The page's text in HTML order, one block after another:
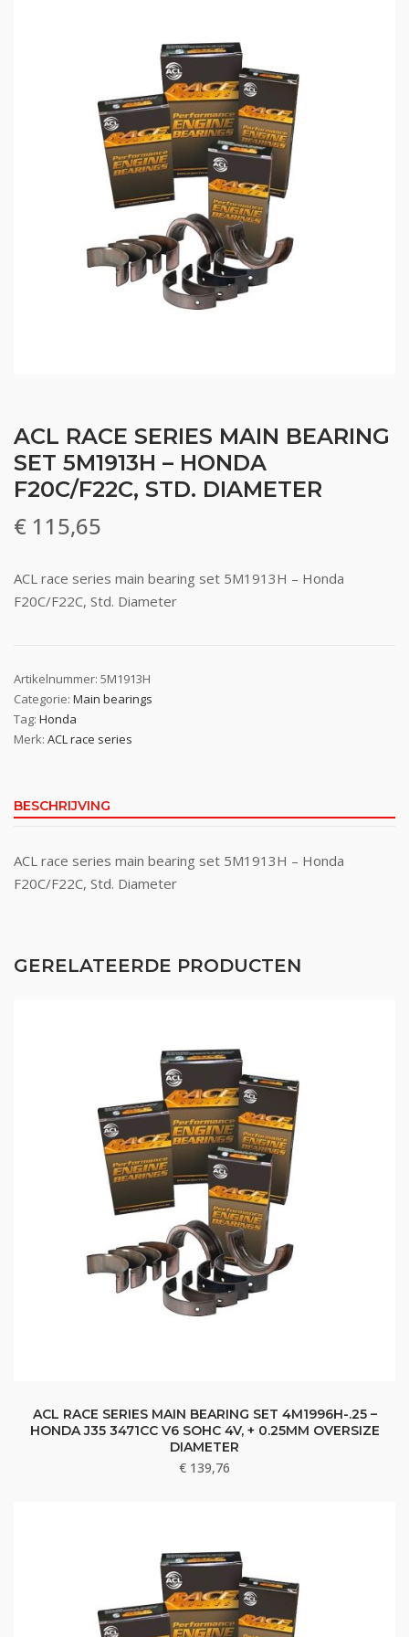
ACL RACE SERIES MAIN BEARING
SET 5M1913H – HONDA
F20C/F22C, STD. DIAMETER
€ 115,65
ACL race series main bearing set 5M1913H – Honda
F20C/F22C, Std. Diameter
Artikelnummer: 5M1913H
Categorie: Main bearings
Tag: Honda
Merk: ACL race series
BESCHRIJVING
ACL race series main bearing set 5M1913H – Honda
F20C/F22C, Std. Diameter
GERELATEERDE PRODUCTEN
ACL RACE SERIES MAIN BEARING SET 4M1996H-.25 –
HONDA J35 3471CC V6 SOHC 4V, + 0.25MM OVERSIZE
DIAMETER
€ 139,76